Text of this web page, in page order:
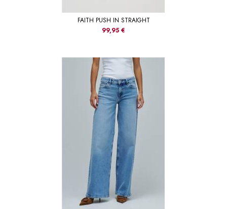
FAITH PUSH IN STRAIGHT
99,95 €